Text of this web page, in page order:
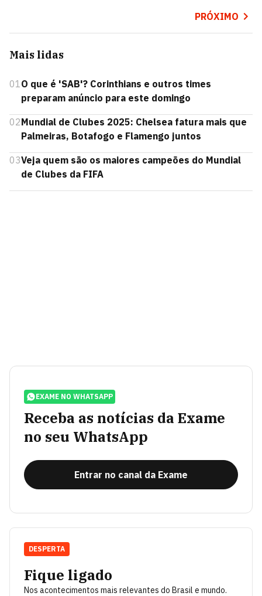
PRÓXIMO
Mais lidas
01 O que é 'SAB'? Corinthians e outros times
preparam anúncio para este domingo
02Mundial de Clubes 2025: Chelsea fatura mais que
Palmeiras, Botafogo e Flamengo juntos
03Veja quem são os maiores campeões do Mundial
de Clubes da FIFA
EXAME NO WHATSAPP
Receba as notícias da Exame
no seu WhatsApp
Entrar no canal da Exame
Fique ligado
Nos acontecimentos mais relevantes do Brasil e mundo.
DESPERTA